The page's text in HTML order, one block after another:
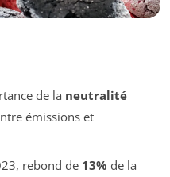
de la neutralité
émissions et
rebond de 13% de la